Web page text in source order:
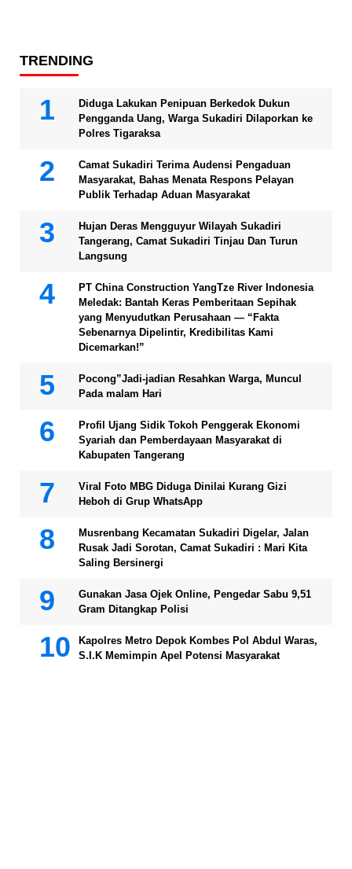
TRENDING
Diduga Lakukan Penipuan Berkedok Dukun
Pengganda Uang, Warga Sukadiri Dilaporkan ke
Polres Tigaraksa
Camat Sukadiri Terima Audensi Pengaduan
Masyarakat, Bahas Menata Respons Pelayan
Publik Terhadap Aduan Masyarakat
Hujan Deras Mengguyur Wilayah Sukadiri
Tangerang, Camat Sukadiri Tinjau Dan Turun
Langsung
PT China Construction YangTze River Indonesia
Meledak: Bantah Keras Pemberitaan Sepihak
yang Menyudutkan Perusahaan — “Fakta
Sebenarnya Dipelintir, Kredibilitas Kami
Dicemarkan!”
Pocong”Jadi-jadian Resahkan Warga, Muncul
Pada malam Hari
Profil Ujang Sidik Tokoh Penggerak Ekonomi
Syariah dan Pemberdayaan Masyarakat di
Kabupaten Tangerang
Viral Foto MBG Diduga Dinilai Kurang Gizi
Heboh di Grup WhatsApp
Musrenbang Kecamatan Sukadiri Digelar, Jalan
Rusak Jadi Sorotan, Camat Sukadiri : Mari Kita
Saling Bersinergi
Gunakan Jasa Ojek Online, Pengedar Sabu 9,51
Gram Ditangkap Polisi
Kapolres Metro Depok Kombes Pol Abdul Waras,
S.I.K Memimpin Apel Potensi Masyarakat